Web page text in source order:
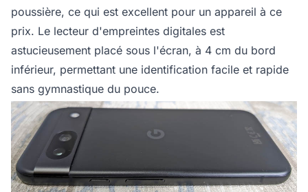
poussière, ce qui est excellent pour un appareil à ce
prix. Le lecteur d'empreintes digitales est
astucieusement placé sous l'écran, à 4 cm du bord
inférieur, permettant une identification facile et rapide
sans gymnastique du pouce.